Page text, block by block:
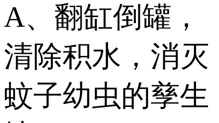
A、翻缸倒罐，
清除积水，消灭
蚊子幼虫的孳生